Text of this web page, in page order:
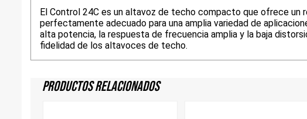
El Control 24C es un altavoz de techo compacto que ofrece un
perfectamente adecuado para una amplia variedad de
alta potencia, la respuesta de frecuencia amplia y la baja
fidelidad de los altavoces de techo.
Productos Relacionados